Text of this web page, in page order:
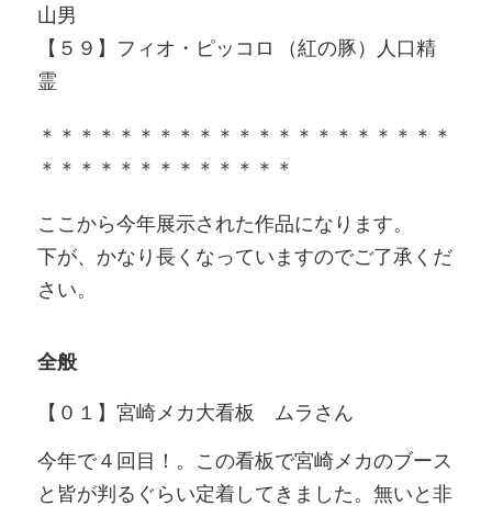
山男
【５９】フィオ・ピッコロ （紅の豚）人口精
霊
＊＊＊＊＊＊＊＊＊＊＊＊＊＊＊＊＊＊＊＊＊
＊＊＊＊＊＊＊＊＊＊＊＊＊
ここから今年展示された作品になります。
下が、かなり長くなっていますのでご了承くだ
さい。
全般
【０１】宮崎メカ大看板 ムラさん
今年で４回目！。この看板で宮崎メカのブース
と皆が判るぐらい定着してきました。無いと非